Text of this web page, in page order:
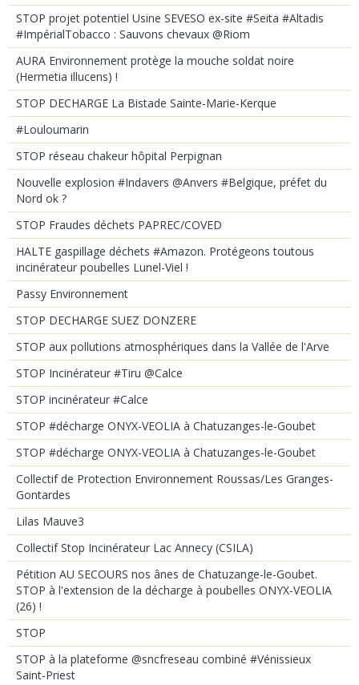
STOP projet potentiel Usine SEVESO ex-site #Seita #Altadis
#ImpérialTobacco : Sauvons chevaux @Riom
AURA Environnement protège la mouche soldat noire
(Hermetia illucens) !
STOP DECHARGE La Bistade Sainte-Marie-Kerque
#Louloumarin
STOP réseau chakeur hôpital Perpignan
Nouvelle explosion #Indavers @Anvers #Belgique, préfet du
Nord ok ?
STOP Fraudes déchets PAPREC/COVED
HALTE gaspillage déchets #Amazon. Protégeons toutous
incinérateur poubelles Lunel-Viel !
Passy Environnement
STOP DECHARGE SUEZ DONZERE
STOP aux pollutions atmosphériques dans la Vallée de l'Arve
STOP Incinérateur #Tiru @Calce
STOP incinérateur #Calce
STOP #décharge ONYX-VEOLIA à Chatuzanges-le-Goubet
STOP #décharge ONYX-VEOLIA à Chatuzanges-le-Goubet
Collectif de Protection Environnement Roussas/Les Granges-
Gontardes
Lilas Mauve3
Collectif Stop Incinérateur Lac Annecy (CSILA)
Pétition AU SECOURS nos ânes de Chatuzange-le-Goubet.
STOP à l'extension de la décharge à poubelles ONYX-VEOLIA
(26) !
STOP
STOP à la plateforme @sncfreseau combiné #Vénissieux
Saint-Priest